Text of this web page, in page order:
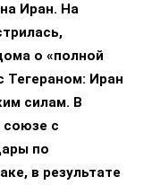
Иран. На
о «полной
Тегераном: Иран
силам. В
с
по
в результате